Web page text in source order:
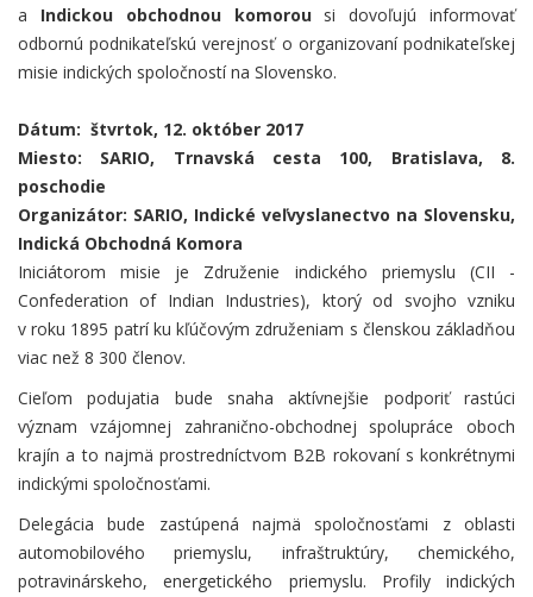
a Indickou obchodnou komorousi dovoľujú informovať
odbornú podnikateľskú verejnosť o organizovaní podnikateľskej
misie indických spoločností na Slovensko.
Dátum: štvrtok, 12. október 2017
Miesto: SARIO, Trnavská cesta 100, Bratislava, 8.
poschodie
Organizátor: SARIO, Indické veľvyslanectvo na Slovensku,
Indická Obchodná Komora
Iniciátorom misie je Združenie indického priemyslu (CII -
Confederation of Indian Industries), ktorý od svojho vzniku
v roku 1895 patrí ku kľúčovým združeniam s členskou základňou
viac než 8 300 členov.
Cieľom podujatia bude snaha aktívnejšie podporiť rastúci
význam vzájomnej zahranično-obchodnej spolupráce oboch
krajín a to najmä prostredníctvom B2B rokovaní s konkrétnymi
indickými spoločnosťami.
Delegácia bude zastúpená najmä spoločnosťami z oblasti
automobilového priemyslu, infraštruktúry, chemického,
potravinárskeho, energetického priemyslu. Profily indických